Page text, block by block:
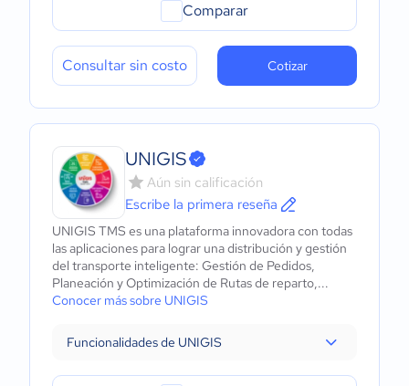
Comparar
Consultar sin costo Cotizar
UNIGIS
Aún sin calificación
Escribe la primera reseña
UNIGIS TMS es una plataforma innovadora con todas
las aplicaciones para lograr una distribución y gestión
del transporte inteligente: Gestión de Pedidos,
Planeación y Optimización de Rutas de reparto,...
Conocer más sobre UNIGIS
Funcionalidades de UNIGIS